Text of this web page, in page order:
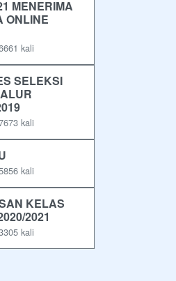
MENERIMA
ONLINE
kali
SELEKSI
kali
kali
KELAS
2021
kali